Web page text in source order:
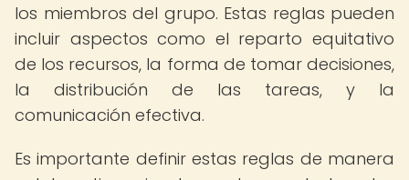
los miembros del grupo. Estas reglas pueden
incluir aspectos como el reparto equitativo
de los recursos, la forma de tomar decisiones,
la distribución de las tareas, y la
comunicación efectiva.
Es importante definir estas reglas de manera